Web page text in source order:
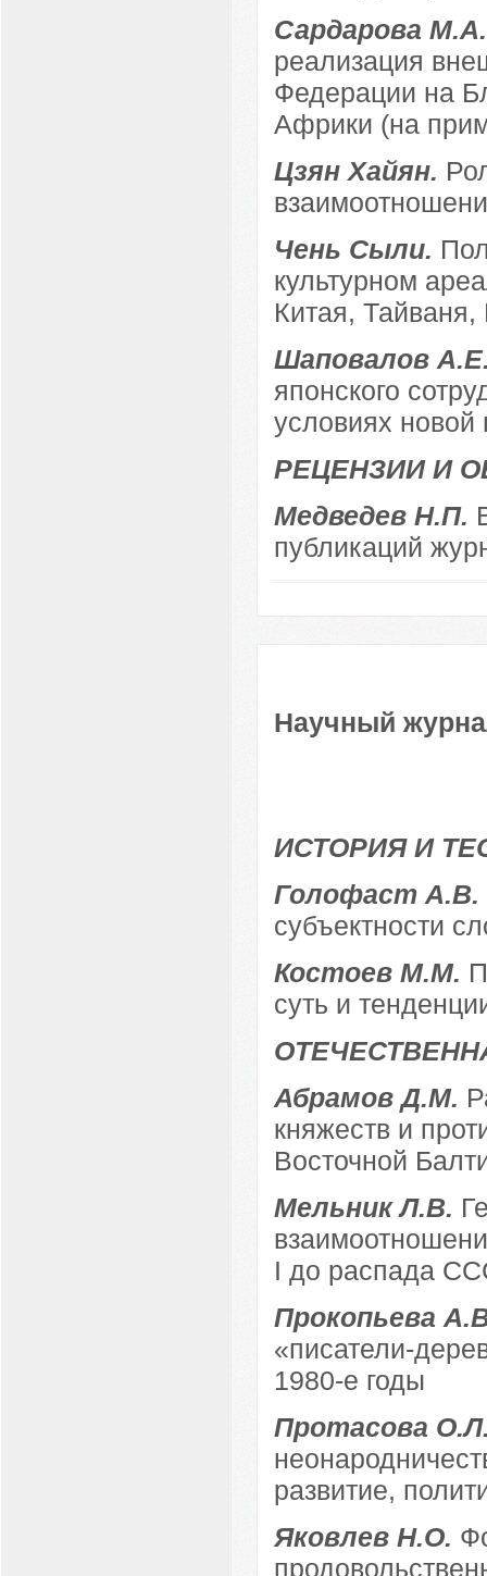
Сардарова
реализация
Федерации на
Африки (на
Цзян Хайян.
Чень Сыли.
культурном
Китая, Тайваня,
Шаповалов
японского
условиях новой
РЕЦЕНЗИИ И
Медведев Н.П.
публикаций
Научный
ИСТОРИЯ И
Голофаст А.В.
субъектности
Костоев М.М.
суть и
Абрамов Д.М.
княжеств и
Восточной
Мельник Л.В.
I до распада
Прокопьева
«писатели-
1980-е годы
Протасова
развитие,
Яковлев Н.О.